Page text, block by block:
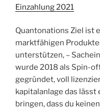
Einzahlung 2021
Quantonations Ziel ist
marktfähigen
unterstützen, –
wurde 2018 als Spin-
gegründet, voll
kapitalanlage das lässt
bringen, dass du